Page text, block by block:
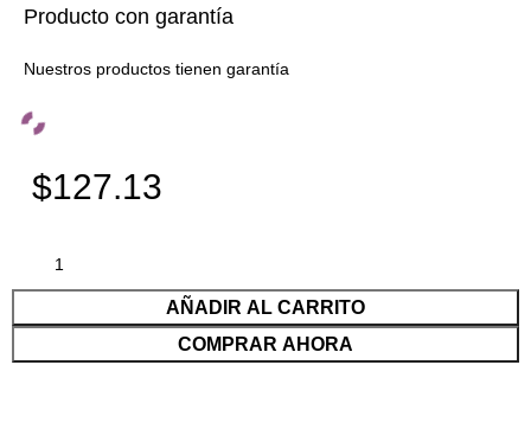
Producto con garantía
Nuestros productos tienen garantía
$127.13
AÑADIR AL CARRITO
COMPRAR AHORA